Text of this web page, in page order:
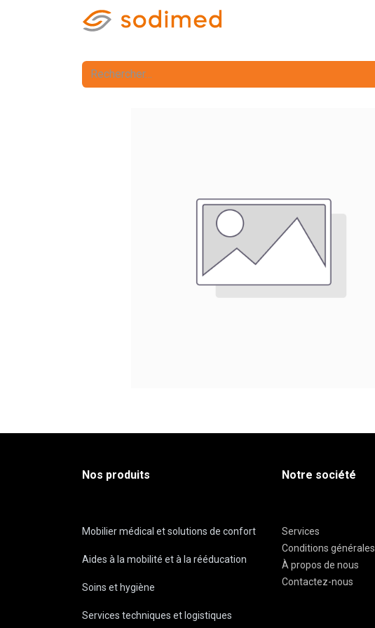
Nos produits
Mobilier médical et solutions de confort
Aides à la mobilité et à la rééducation
Soins et hygiène
Services techniques et logistiques
Notre société
Services
Conditions générales
À propos de nous
Contactez-nous